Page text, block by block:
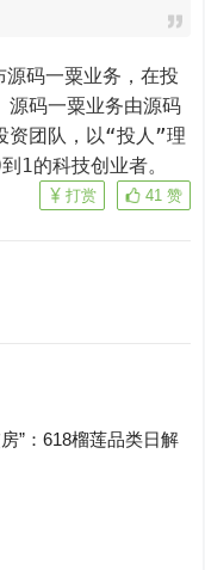
码一粟业务，在投
源码一粟业务由源码
资团队，以“投人”理
1的科技创业者。
41 赞
打赏
”：618榴莲品类日解